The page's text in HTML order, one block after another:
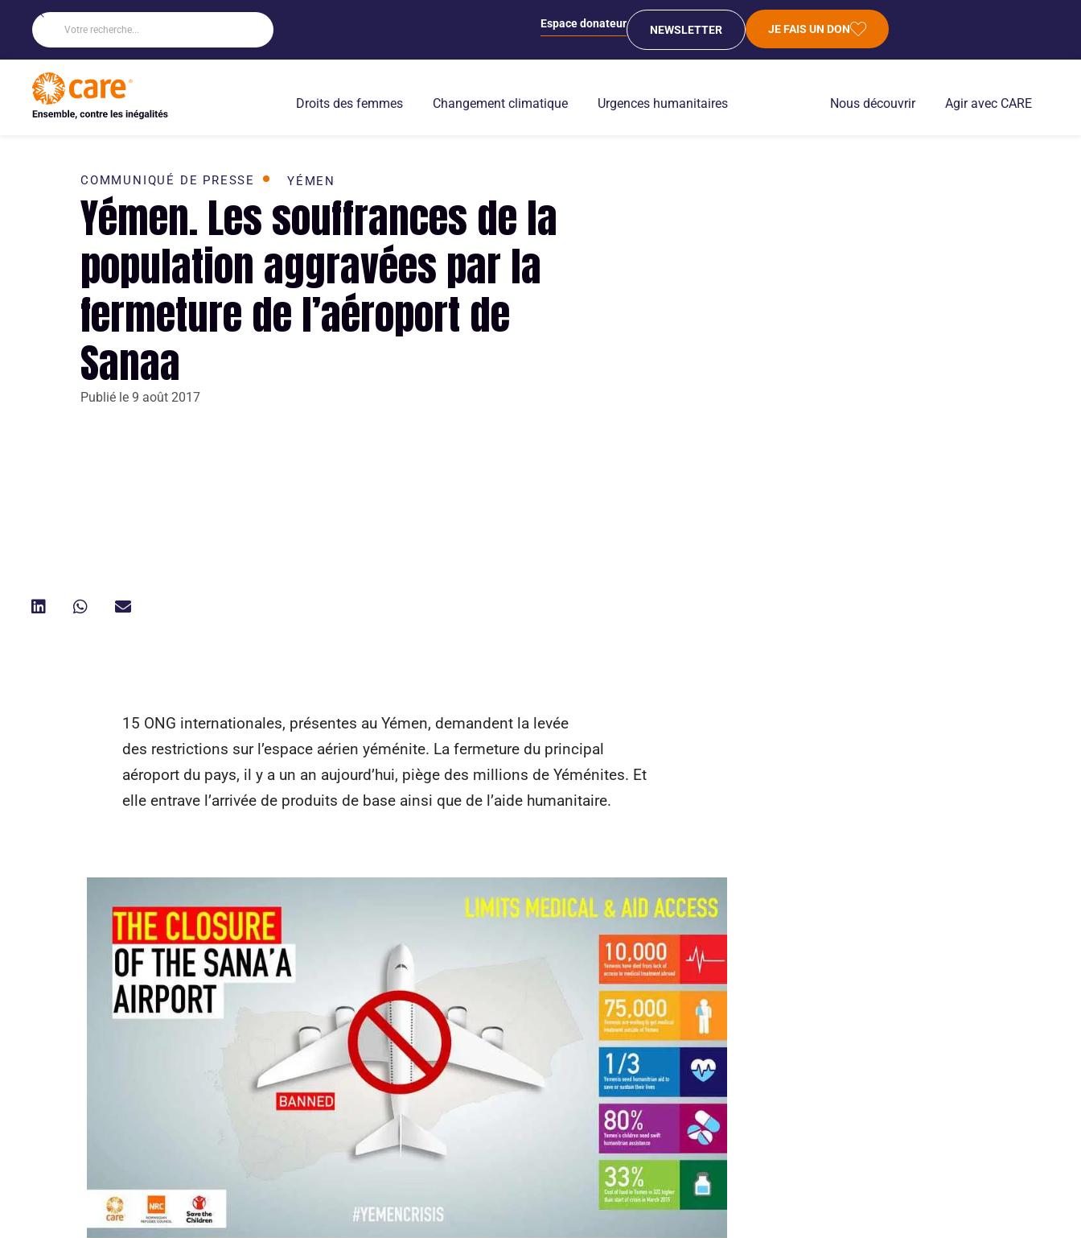
Espace donateur NEWSLETTER JE FAIS UN DON
Droits des femmes Changement climatique Urgences humanitaires Nous découvrir Agir avec CARE
COMMUNIQUÉ DE PRESSE YÉMEN
Yémen. Les souffrances de la
population aggravées par la
fermeture de l’aéroport de
Sanaa
Publié le 9 août 2017
15 ONG internationales, présentes au Yémen, demandent la levée
des restrictions sur l’espace aérien yéménite. La fermeture du principal
aéroport du pays, il y a un an aujourd’hui, piège des millions de Yéménites. Et
elle entrave l’arrivée de produits de base ainsi que de l’aide humanitaire.